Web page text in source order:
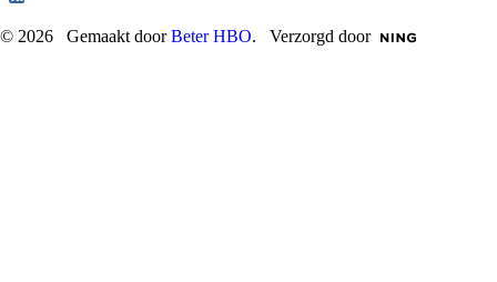
© 2026 Gemaakt doorBeter HBO. Verzorgd door